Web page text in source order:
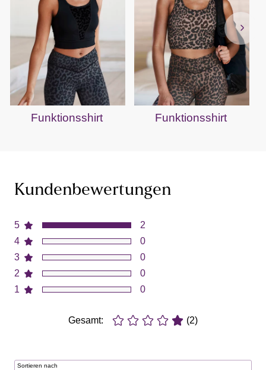
Funktionsshirt Funktionsshirt
Kundenbewertungen
5
4
3
2
1
2
0
0
0
0
Gesamt: (2)
Sortieren nach